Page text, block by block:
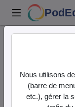
Semaine de lutte
Nous utilisons
(barre de
etc.), gérer la